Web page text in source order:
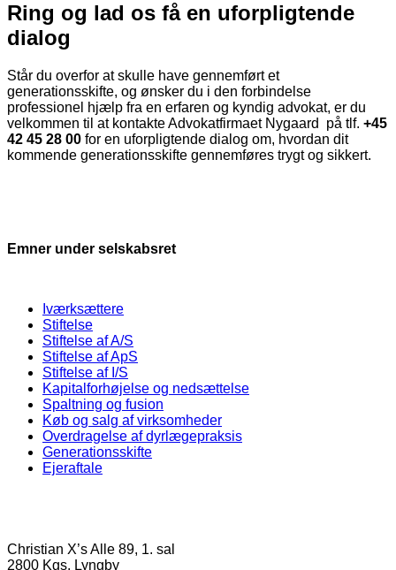
Ring og lad os få en uforpligtende
dialog
Står du overfor at skulle have gennemført et
generationsskifte, og ønsker du i den forbindelse
professionel hjælp fra en erfaren og kyndig advokat, er du
velkommen til at kontakte Advokatfirmaet Nygaard på tlf. +45
42 45 28 00 for en uforpligtende dialog om, hvordan dit
kommende generationsskifte gennemføres trygt og sikkert.
Emner under selskabsret
Iværksættere
Stiftelse
Stiftelse af A/S
Stiftelse af ApS
Stiftelse af I/S
Kapitalforhøjelse og nedsættelse
Spaltning og fusion
Køb og salg af virksomheder
Overdragelse af dyrlægepraksis
Generationsskifte
Ejeraftale
Christian X’s Alle 89, 1. sal
2800 Kgs. Lyngby